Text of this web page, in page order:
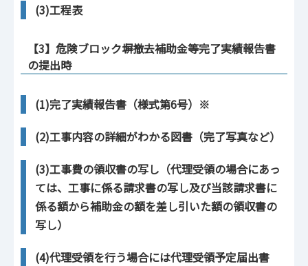
(3)工程表
【3】危険ブロック塀撤去補助金等完了実績報告書
の提出時
(1)完了実績報告書（様式第6号）※
(2)工事内容の詳細がわかる図書（完了写真など）
(3)工事費の領収書の写し（代理受領の場合にあっ
ては、工事に係る請求書の写し及び当該請求書に
係る額から補助金の額を差し引いた額の領収書の
写し）
(4)代理受領を行う場合には代理受領予定届出書